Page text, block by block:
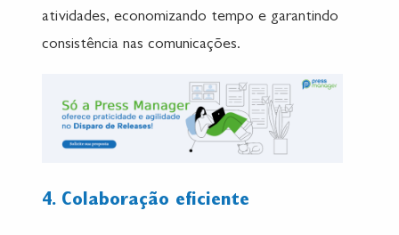
atividades, economizando tempo e garantindo
consistência nas comunicações.
4. Colaboração eficiente